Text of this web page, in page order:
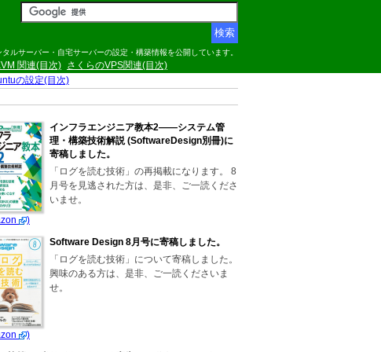
ルサーバー・自宅サーバーの設定・構築情報を公開しています。
関連(目次)
さくらのVPS関連(目次)
の設定(目次)
)
インフラエンジニア教本2――システム管
理・構築技術解説 (SoftwareDesign別冊)に
寄稿しました。
「ログを読む技術」の再掲載になります。 8
月号を見逃された方は、是非、ご一読くださ
いませ。
)
Software Design 8月号に寄稿しました。
「ログを読む技術」について寄稿しました。
興味のある方は、是非、ご一読くださいま
せ。